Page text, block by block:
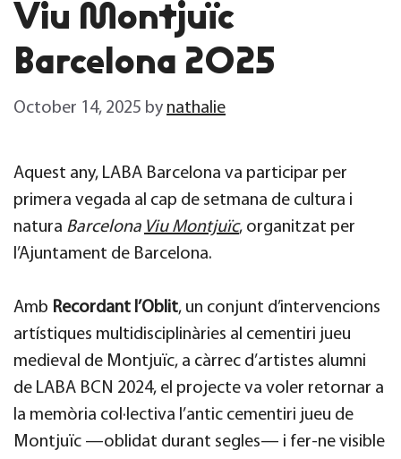
Viu Montjuïc
Barcelona 2025
October 14, 2025 by nathalie
Aquest any, LABA Barcelona va participar per
primera vegada al cap de setmana de cultura i
natura Barcelona Viu Montjuïc, organitzat per
l’Ajuntament de Barcelona.
Amb Recordant l’Oblit, un conjunt d’intervencions
artístiques multidisciplinàries al cementiri jueu
medieval de Montjuïc, a càrrec d’artistes alumni
de LABA BCN 2024, el projecte va voler retornar a
la memòria col·lectiva l’antic cementiri jueu de
Montjuïc —oblidat durant segles— i fer-ne visible